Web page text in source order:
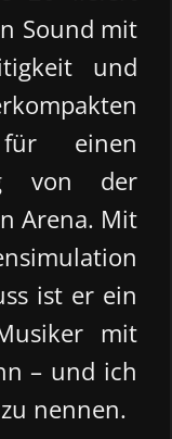
Sound mit
und
einen
von der
Arena. Mit
ist er ein
mit
– und ich
nennen.